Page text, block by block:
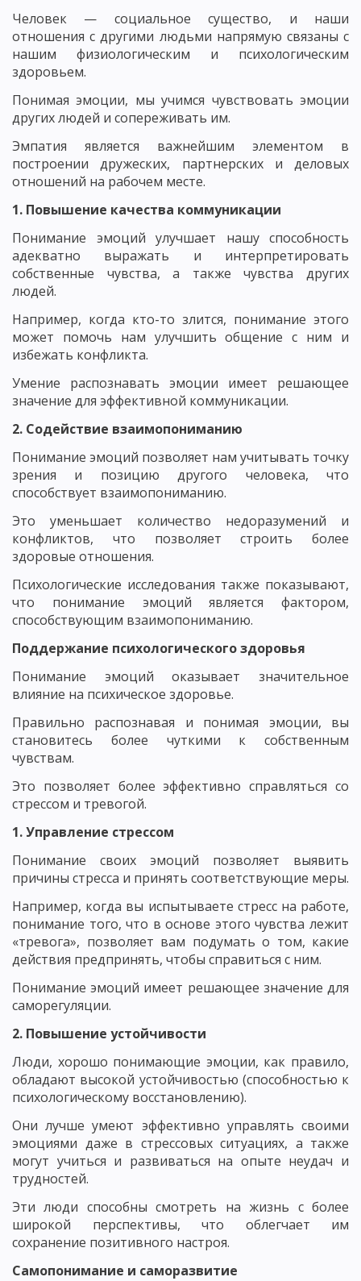
Человек — социальное существо, и наши
отношения с другими людьми напрямую связаны с
нашим физиологическим и психологическим
здоровьем.
Понимая эмоции, мы учимся чувствовать эмоции
других людей и сопереживать им.
Эмпатия является важнейшим элементом в
построении дружеских, партнерских и деловых
отношений на рабочем месте.
1. Повышение качества коммуникации
Понимание эмоций улучшает нашу способность
адекватно выражать и интерпретировать
собственные чувства, а также чувства других
людей.
Например, когда кто-то злится, понимание этого
может помочь нам улучшить общение с ним и
избежать конфликта.
Умение распознавать эмоции имеет решающее
значение для эффективной коммуникации.
2. Содействие взаимопониманию
Понимание эмоций позволяет нам учитывать точку
зрения и позицию другого человека, что
способствует взаимопониманию.
Это уменьшает количество недоразумений и
конфликтов, что позволяет строить более
здоровые отношения.
Психологические исследования также показывают,
что понимание эмоций является фактором,
способствующим взаимопониманию.
Поддержание психологического здоровья
Понимание эмоций оказывает значительное
влияние на психическое здоровье.
Правильно распознавая и понимая эмоции, вы
становитесь более чуткими к собственным
чувствам.
Это позволяет более эффективно справляться со
стрессом и тревогой.
1. Управление стрессом
Понимание своих эмоций позволяет выявить
причины стресса и принять соответствующие меры.
Например, когда вы испытываете стресс на работе,
понимание того, что в основе этого чувства лежит
«тревога», позволяет вам подумать о том, какие
действия предпринять, чтобы справиться с ним.
Понимание эмоций имеет решающее значение для
саморегуляции.
2. Повышение устойчивости
Люди, хорошо понимающие эмоции, как правило,
обладают высокой устойчивостью (способностью к
психологическому восстановлению).
Они лучше умеют эффективно управлять своими
эмоциями даже в стрессовых ситуациях, а также
могут учиться и развиваться на опыте неудач и
трудностей.
Эти люди способны смотреть на жизнь с более
широкой перспективы, что облегчает им
сохранение позитивного настроя.
Самопонимание и саморазвитие